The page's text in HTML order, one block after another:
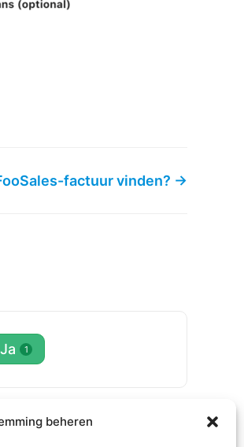
beheren
factuur vinden? →
Ja 1